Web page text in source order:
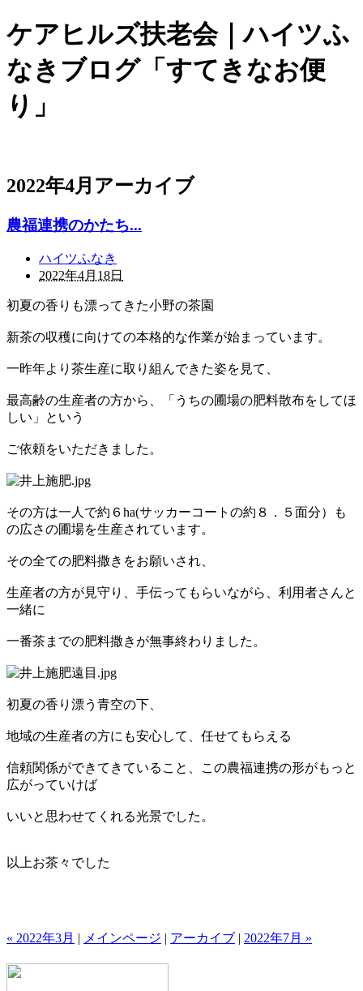
ケアヒルズ扶老会｜ハイツふ
なきブログ「すてきなお便
り」
2022年4月アーカイブ
農福連携のかたち...
ハイツふなき
2022年4月18日
初夏の香りも漂ってきた小野の茶園
新茶の収穫に向けての本格的な作業が始まっています。
一昨年より茶生産に取り組んできた姿を見て、
最高齢の生産者の方から、「うちの圃場の肥料散布をしてほ
しい」という
ご依頼をいただきました。
その方は一人で約６ha(サッカーコートの約８．５面分）も
の広さの圃場を生産されています。
その全ての肥料撒きをお願いされ、
生産者の方が見守り、手伝ってもらいながら、利用者さんと
一緒に
一番茶までの肥料撒きが無事終わりました。
初夏の香り漂う青空の下、
地域の生産者の方にも安心して、任せてもらえる
信頼関係ができてきていること、この農福連携の形がもっと
広がっていけば
いいと思わせてくれる光景でした。
以上お茶々でした
« 2022年3月 | メインページ | アーカイブ | 2022年7月 »